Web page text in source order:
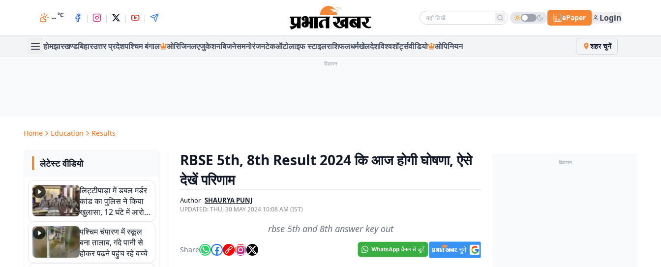
--°C | | | | Search news ePaper Login
होमझारखण्डबिहारउत्तर प्रदेशपश्चिम बंगाल ओरिजिनलएजुकेशनबिजनेसमनोरंजनटेकऑटोलाइफ स्टाइलराशिफलधर्मखेलदेशविश्वशॉर्ट्सवीडियो ओपिनियन शहर चुनें
विज्ञापन
Home Education Results
लेटेस्ट वीडियो
लिट्टीपाड़ा में डबल मर्डर
कांड का पुलिस ने किया
खुलासा, 12 घंटे में आरोपी
गिरफ्तार
पश्चिम चंपारण में स्कूल
बना तालाब, गंदे पानी से
होकर पढ़ने पहुंच रहे बच्चे
RBSE 5th, 8th Result 2024 कि आज होगी घोषणा, ऐसे
देखें परिणाम
Author SHAURYA PUNJ
UPDATED:THU, 30 MAY 2024 10:08 AM (IST)
rbse 5th and 8th answer key out
Share
विज्ञापन